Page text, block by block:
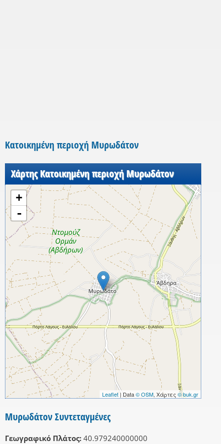
Κατοικημένη περιοχή Μυρωδάτον
Χάρτης Κατοικημένη περιοχή Μυρωδάτον
+
-
Leaflet| Data© OSM, Χάρτες © buk.gr
Μυρωδάτον Συντεταγμένες
Γεωγραφικό Πλάτος: 40.979240000000